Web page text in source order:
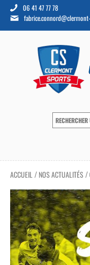
06 41 47 77 78
ACCUEIL / NOS ACTUALITÉS /